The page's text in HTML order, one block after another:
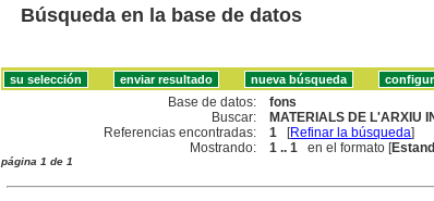
Búsqueda en la base de datos
Base de datos:
fons
Buscar:
MATERIALS DE L'ARXIU
Referencias encontradas:
1 [Refinar la búsqueda]
Mostrando:
1 .. 1 en el formato [
página 1 de 1